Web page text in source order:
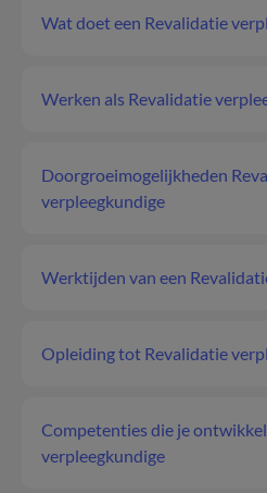
Wat doet een Revalidatie
Werken als Revalidatie
Doorgroeimogelijkheden
verpleegkundige
Werktijden van een
Opleiding tot Revalidatie
Competenties die je
verpleegkundige